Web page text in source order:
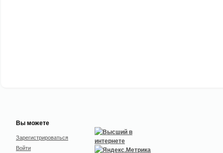
Вы можете
Зарегистрироваться
Войти